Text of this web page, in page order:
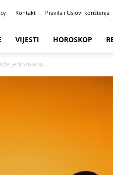
Kontakt Pravila i Uslovi korištenja
VIJESTI HOROSKOP
jedinstvena...